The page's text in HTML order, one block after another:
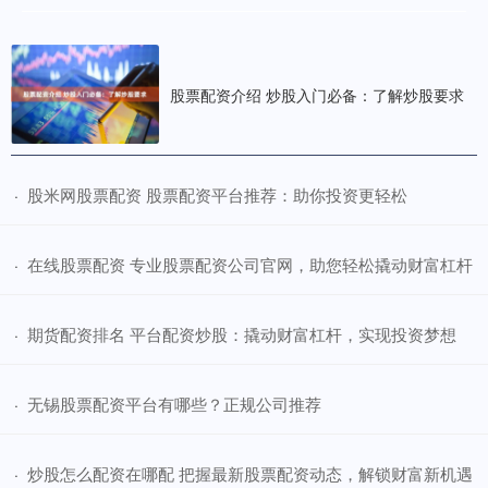
股票配资介绍 炒股入门必备：了解炒股要求
· ​股米网股票配资 股票配资平台推荐：助你投资更轻松
· ​在线股票配资 专业股票配资公司官网，助您轻松撬动财富杠杆
· ​期货配资排名 平台配资炒股：撬动财富杠杆，实现投资梦想
· ​无锡股票配资平台有哪些？正规公司推荐
· ​炒股怎么配资在哪配 把握最新股票配资动态，解锁财富新机遇